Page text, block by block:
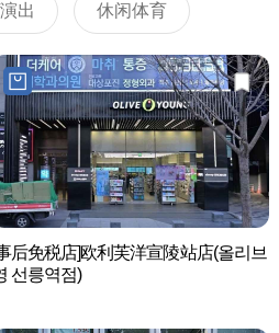
出 休闲体育
后免税店]欧利芙洋宣陵站店(올리브
선릉역점)